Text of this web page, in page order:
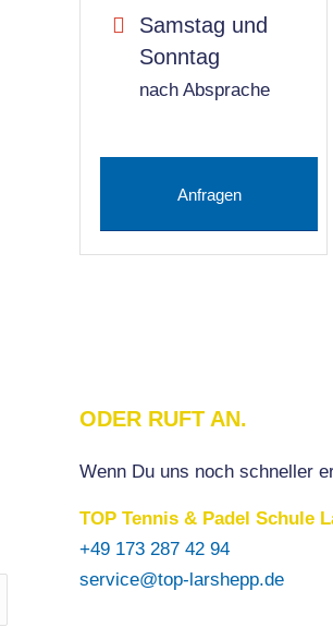
Samstag und
Sonntag
nach Absprache
Anfragen
ODER RUFT AN.
Wenn Du uns noch schneller
TOP Tennis & Padel Schule
+49 173 287 42 94
service@top-larshepp.de